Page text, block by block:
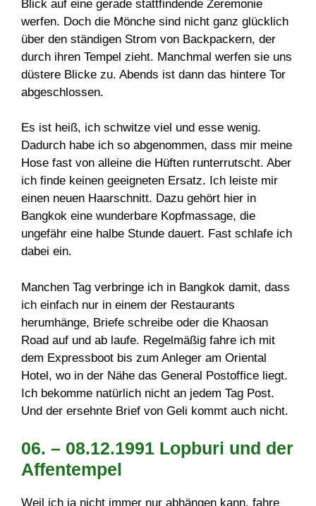
Blick auf eine gerade stattfindende Zeremonie
werfen. Doch die Mönche sind nicht ganz glücklich
über den ständigen Strom von Backpackern, der
durch ihren Tempel zieht. Manchmal werfen sie uns
düstere Blicke zu. Abends ist dann das hintere Tor
abgeschlossen.
Es ist heiß, ich schwitze viel und esse wenig.
Dadurch habe ich so abgenommen, dass mir meine
Hose fast von alleine die Hüften runterrutscht. Aber
ich finde keinen geeigneten Ersatz. Ich leiste mir
einen neuen Haarschnitt. Dazu gehört hier in
Bangkok eine wunderbare Kopfmassage, die
ungefähr eine halbe Stunde dauert. Fast schlafe ich
dabei ein.
Manchen Tag verbringe ich in Bangkok damit, dass
ich einfach nur in einem der Restaurants
herumhänge, Briefe schreibe oder die Khaosan
Road auf und ab laufe. Regelmäßig fahre ich mit
dem Expressboot bis zum Anleger am Oriental
Hotel, wo in der Nähe das General Postoffice liegt.
Ich bekomme natürlich nicht an jedem Tag Post.
Und der ersehnte Brief von Geli kommt auch nicht.
06. – 08.12.1991 Lopburi und der
Affentempel
Weil ich ja nicht immer nur abhängen kann, fahre